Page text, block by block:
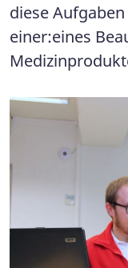
diese
einer:eines